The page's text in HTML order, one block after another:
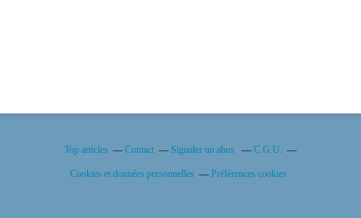
Top articles Contact Signaler un abus C.G.U.
Cookies et données personnelles Préférences cookies